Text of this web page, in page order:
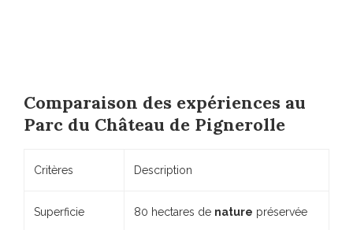
Comparaison des expériences au
Parc du Château de Pignerolle
Critères Description
Superficie 80 hectares de nature préservée